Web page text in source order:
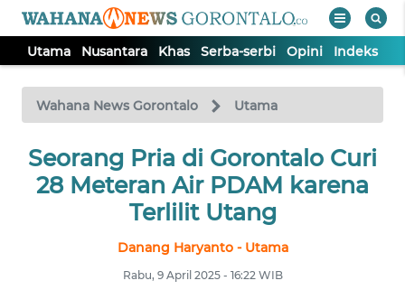
Utama Nusantara Khas Serba-serbi Opini Indeks
Wahana News Gorontalo Utama
Seorang Pria di Gorontalo Curi
28 Meteran Air PDAM karena
Terlilit Utang
Danang Haryanto - Utama
Rabu, 9 April 2025 - 16:22 WIB
TV
Tutup
UTAMA